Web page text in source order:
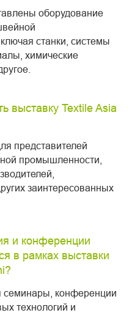
оборудование
станки, системы
химические
выставку Textile Asia
представителей
промышленности,
заинтересованных
и конференции
в рамках выставки
семинары, конференции
технологий и